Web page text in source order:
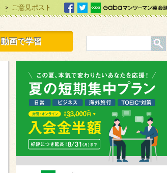
ご意見ポスト facebook
Twitter
動画で学習